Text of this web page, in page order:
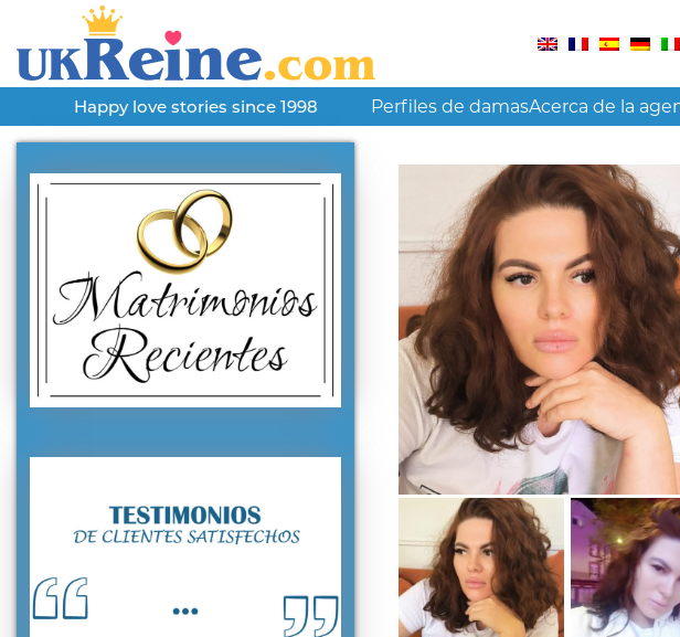
Happy love stories since 1998 Perfiles de damasAcerca de la